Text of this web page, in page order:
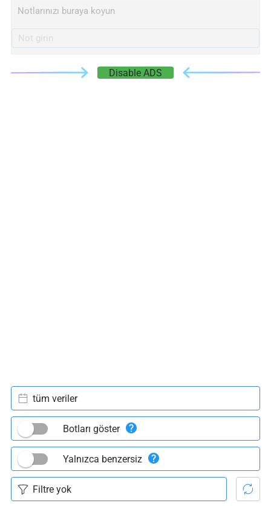
Notlarınızı buraya koyun
Disable ADS
tüm veriler
Botları göster
Yalnızca benzersiz